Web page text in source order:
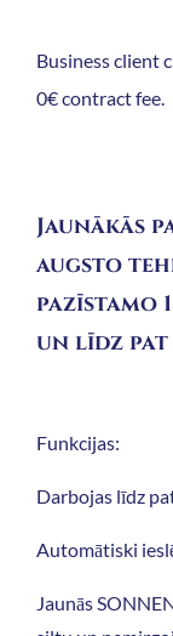
Business client
0€ contract fee.
Jaunākās
augsto
pazīstamo
un līdz pat
Funkcijas:
Darbojas līdz
Automātiski
Jaunās